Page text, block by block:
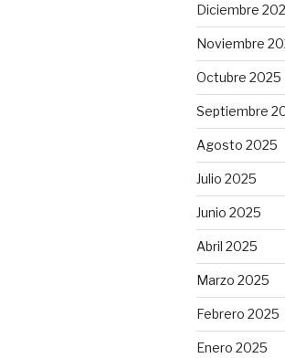
Diciembre
Noviembre
Octubre 2025
Septiembre
Agosto 2025
Julio 2025
Junio 2025
Abril 2025
Marzo 2025
Febrero 2025
Enero 2025